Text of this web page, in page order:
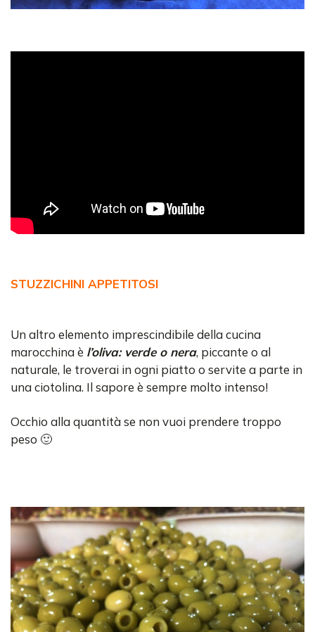
STUZZICHINI APPETITOSI
Un altro elemento imprescindibile della cucina
marocchina è l’oliva: verde o nera, piccante o al
naturale, le troverai in ogni piatto o servite a parte in
una ciotolina. Il sapore è sempre molto intenso!
Occhio alla quantità se non vuoi prendere troppo
peso 🙂